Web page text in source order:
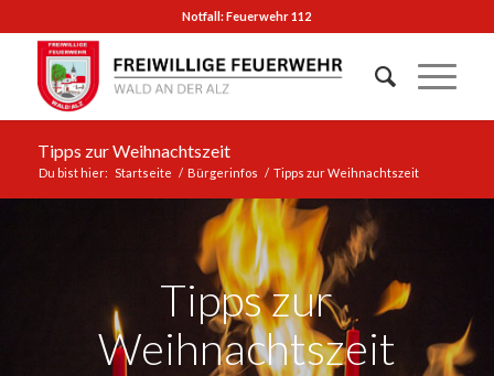
Notfall: Feuerwehr 112
Tipps zur Weihnachtszeit
Du bist hier: Startseite / Bürgerinfos / Tipps zur Weihnachtszeit
Tipps zur
Weihnachtszeit